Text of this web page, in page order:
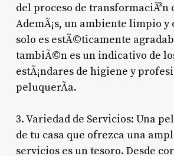
del proceso de transformaciÃ³n
AdemÃ¡s, un ambiente limpio y
solo es estÃ©ticamente
tambiÃ©n es un indicativo de
estÃ¡ndares de higiene y
peluquerÃ­a.
3. Variedad de Servicios: Una
de tu casa que ofrezca una
servicios es un tesoro. Desde